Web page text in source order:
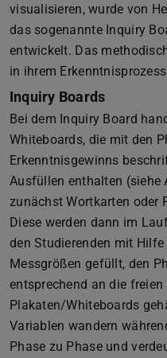
visualisieren, wurde von
das sogenannte Inquiry
entwickelt. Das
in ihrem
Inquiry Boards
Bei dem Inquiry Board
Whiteboards, die mit den
Erkenntnisgewinns
Ausfüllen enthalten (siehe
zunächst Wortkarten oder
Diese werden dann im
den Studierenden mit
Messgrößen gefüllt, den
entsprechend an die
Plakaten/Whiteboards
Variablen wandern
Phase zu Phase und